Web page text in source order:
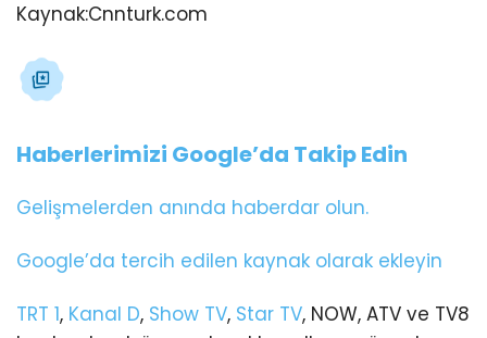
Kaynak:Cnnturk.com
Haberlerimizi Google’da Takip Edin
Gelişmelerden anında haberdar olun.
Google’da tercih edilen kaynak olarak ekleyin
TRT 1, Kanal D, Show TV, Star TV, NOW, ATV ve TV8